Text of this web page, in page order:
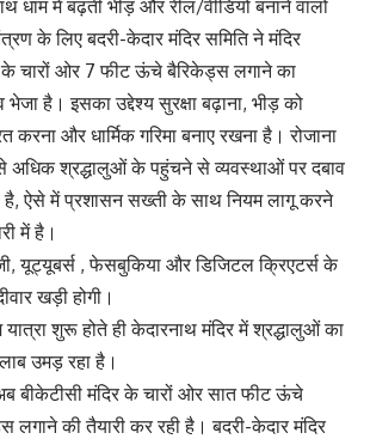
धाम में बढ़ती भीड़ और रील/वीडियो बनाने वालों
के लिए बदरी-केदार मंदिर समिति ने मंदिर
के चारों ओर 7 फीट ऊंचे बैरिकेड्स लगाने का
भेजा है। इसका उद्देश्य सुरक्षा बढ़ाना, भीड़ को
करना और धार्मिक गरिमा बनाए रखना है। रोजाना
से अधिक श्रद्धालुओं के पहुंचने से व्यवस्थाओं पर दबाव
है, ऐसे में प्रशासन सख्ती के साथ नियम लागू करने
में है।
यूट्यूबर्स , फेसबुकिया और डिजिटल क्रिएटर्स के
खड़ी होगी।
यात्रा शुरू होते ही केदारनाथ मंदिर में श्रद्धालुओं का
उमड़ रहा है।
बीकेटीसी मंदिर के चारों ओर सात फीट ऊंचे
लगाने की तैयारी कर रही है। बदरी-केदार मंदिर